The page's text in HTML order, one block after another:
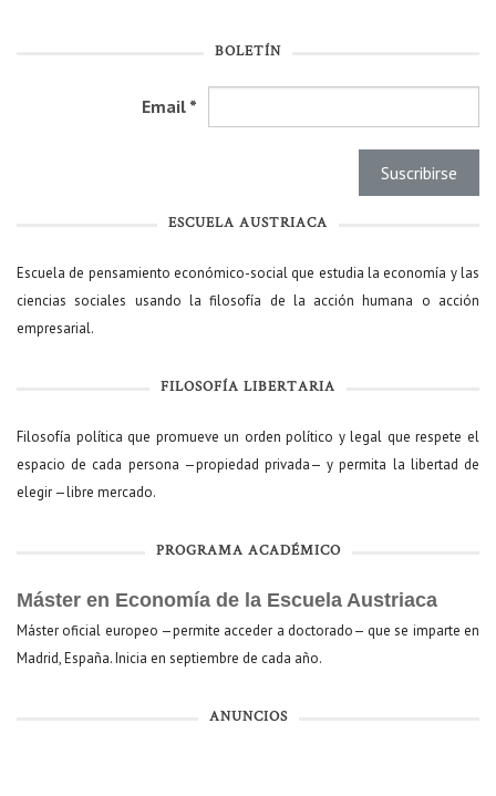
BOLETÍN
Email *
ESCUELA AUSTRIACA
Escuela de pensamiento económico-social que estudia la economía y las
ciencias sociales usando la filosofía de la acción humana o acción
empresarial.
FILOSOFÍA LIBERTARIA
Filosofía política que promueve un orden político y legal que respete el
espacio de cada persona —propiedad privada— y permita la libertad de
elegir —libre mercado.
PROGRAMA ACADÉMICO
Máster en Economía de la Escuela Austriaca
Máster oficial europeo —permite acceder a doctorado— que se imparte en
Madrid, España. Inicia en septiembre de cada año.
ANUNCIOS